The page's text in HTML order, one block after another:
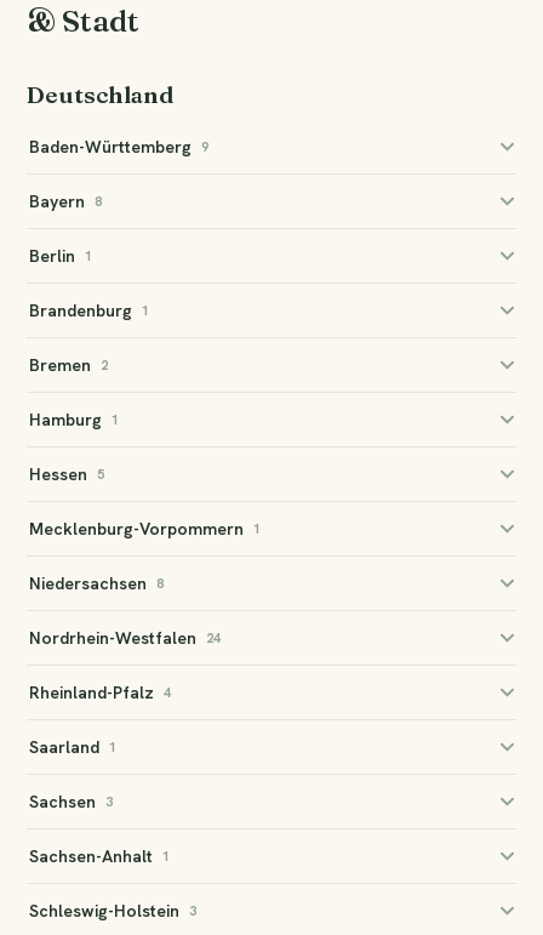
& Stadt
Deutschland
Baden-Württemberg 9
Bayern 8
Berlin 1
Brandenburg 1
Bremen 2
Hamburg 1
Hessen 5
Mecklenburg-Vorpommern 1
Niedersachsen 8
Nordrhein-Westfalen 24
Rheinland-Pfalz 4
Saarland 1
Sachsen 3
Sachsen-Anhalt 1
Schleswig-Holstein 3
A ⚡ Anna aus Bremen hat gerade eine Anfrage gesendet